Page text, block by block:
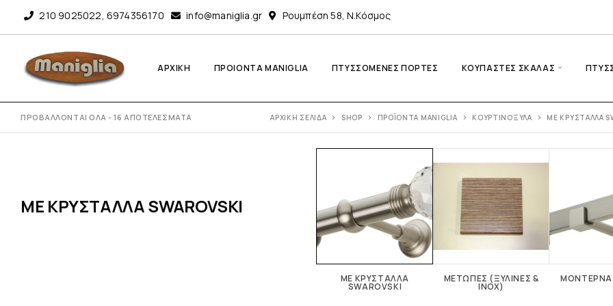
210 9025022, 6974356170 info@maniglia.gr Ρουμπέση 58, Ν.Κόσμος
ΑΡΧΙΚΗ ΠΡΟΙΟΝΤΑ MANIGLIA ΠΤΥΣΣΌΜΕΝΕΣ ΠΌΡΤΕΣ ΚΟΥΠΑΣΤΈΣ ΣΚΆΛΑΣ
ΠΡΟΒΆΛΛΟΝΤΑΙ ΌΛΑ - 16 ΑΠΟΤΕΛΈΣΜΑΤΑ ΑΡΧΙΚΉ ΣΕΛΊΔΑ SHOP ΠΡΟΪΌΝΤΑ MANIGLIA ΚΟΥΡΤΙΝΌΞΥΛΑ ΜΕ ΚΡΎΣΤΑΛΛΑ
ΜΕ ΚΡΎΣΤΑΛΛΑ SWAROVSKI
ΜΕ ΚΡΎΣΤΑΛΛΑ
SWAROVSKI
ΜΕΤΏΠΕΣ (ΞΎΛΙΝΕΣ &
INOX)
ΜΟΝΤΈΡΝΑ